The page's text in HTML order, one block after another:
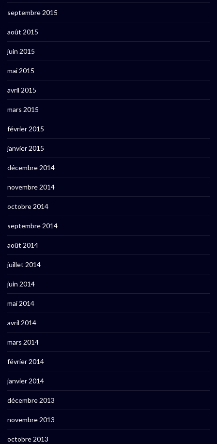
septembre 2015
août 2015
juin 2015
mai 2015
avril 2015
mars 2015
février 2015
janvier 2015
décembre 2014
novembre 2014
octobre 2014
septembre 2014
août 2014
juillet 2014
juin 2014
mai 2014
avril 2014
mars 2014
février 2014
janvier 2014
décembre 2013
novembre 2013
octobre 2013